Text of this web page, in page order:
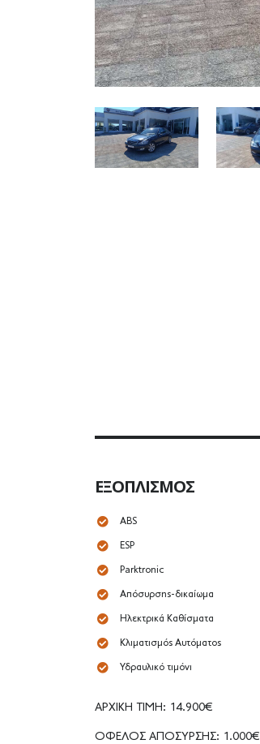
ΕΞΟΠΛΙΣΜΌΣ
ABS
ESP
Parktronic
Απόσυρσης-δικαίωμα
Ηλεκτρικά Καθίσματα
Κλιματισμός Αυτόματος
Υδραυλικό τιμόνι
ΑΡΧΙΚΗ ΤΙΜΗ: 14.900€
ΟΦΕΛΟΣ ΑΠΟΣΥΡΣΗΣ: 1.000€